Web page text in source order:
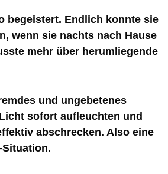
begeistert. Endlich konnte sie
wenn sie nachts nach Hause
mehr über herumliegende
und ungebetenes
sofort aufleuchten und
abschrecken. Also eine
Situation.